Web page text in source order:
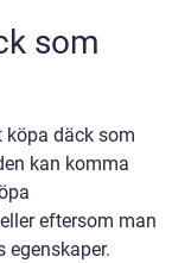
som
köpa däck som
kan komma
eftersom man
egenskaper.